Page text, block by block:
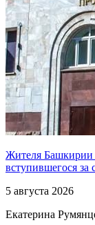
Жителя Башкирии
вступившегося за
5 августа 2026
Екатерина